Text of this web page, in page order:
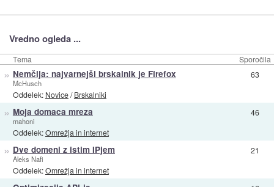
Vredno ogleda ...
Tema Sporočila
» Nemčija: najvarnejši brskalnik je Firefox
McHusch
Oddelek: Novice/Brskalniki
63
» Moja domaca mreza
mahoni
Oddelek:Omrežja in internet
46
» Dve domeni z istim IPjem
Aleks Nafi
Oddelek:Omrežja in internet
21